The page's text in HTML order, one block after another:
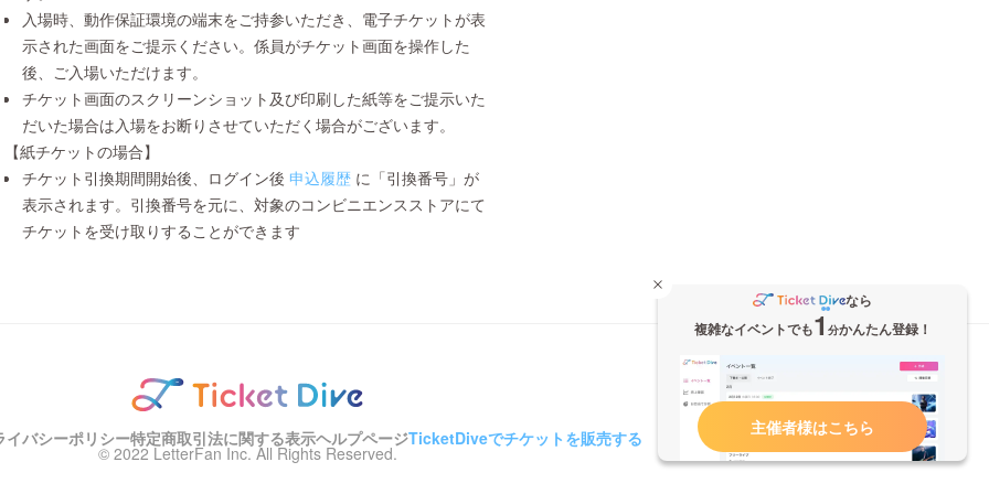
入場時、動作保証環境の端末をご持参いただき、電子チケットが表
示された画面をご提示ください。係員がチケット画面を操作した
後、ご入場いただけます。
チケット画面のスクリーンショット及び印刷した紙等をご提示いた
だいた場合は入場をお断りさせていただく場合がございます。
【紙チケットの場合】
チケット引換期間開始後、ログイン後 申込履歴 に「引換番号」が
表示されます。引換番号を元に、対象のコンビニエンスストアにて
チケットを受け取りすることができます
なら
複雑なイベントでも1 分かんたん登録！
主催者様はこちら
イバシーポリシー特定商取引法に関する表示ヘルプページTicketDiveでチケットを販売する
© 2022 LetterFan Inc. All Rights Reserved.